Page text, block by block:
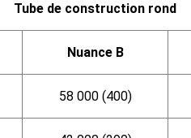
Tube de construction rond
Nuance B
58 000 (400)